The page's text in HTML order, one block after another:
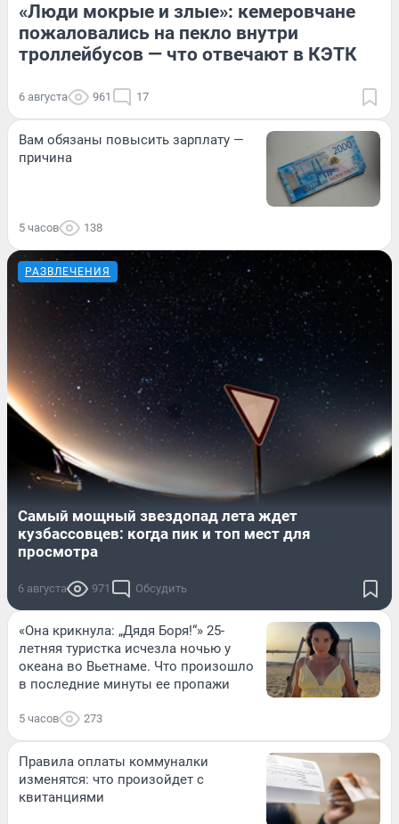
«Люди мокрые и злые»: кемеровчане
пожаловались на пекло внутри
троллейбусов — что отвечают в КЭТК
6 августа 961 17
Вам обязаны повысить зарплату —
причина
5 часов 138
РАЗВЛЕЧЕНИЯ
Самый мощный звездопад лета ждет
кузбассовцев: когда пик и топ мест для
просмотра
6 августа 971 Обсудить
«Она крикнула: „Дядя Боря!“» 25-
летняя туристка исчезла ночью у
океана во Вьетнаме. Что произошло
в последние минуты ее пропажи
5 часов 273
Правила оплаты коммуналки
изменятся: что произойдет с
квитанциями